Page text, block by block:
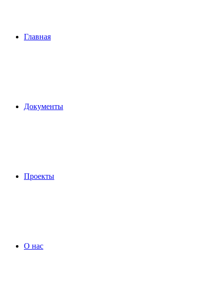
Главная
Документы
Проекты
О нас